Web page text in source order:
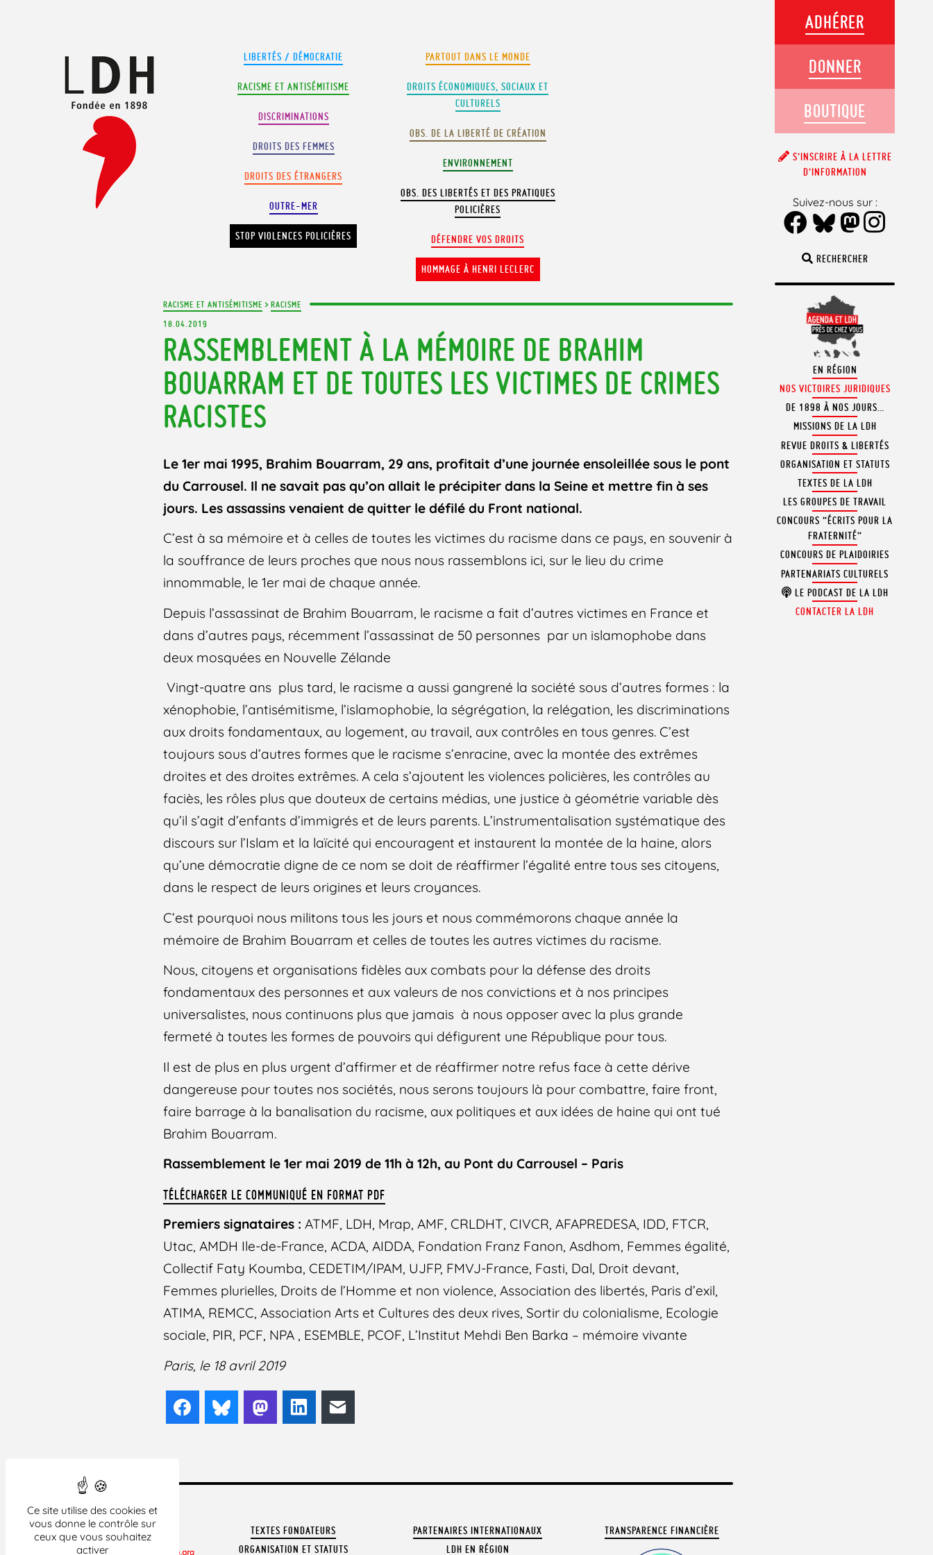
Ce site utilise des cookies et
vous donne le contrôle sur
ceux que vous souhaitez
activer
LIBERTÉS / DÉMOCRATIE
RACISME ET ANTISÉMITISME
DISCRIMINATIONS
DROITS DES FEMMES
DROITS DES ÉTRANGERS
OUTRE-MER
STOP VIOLENCES POLICIÈRES
PARTOUT DANS LE MONDE
DROITS ÉCONOMIQUES, SOCIAUX ET
CULTURELS
OBS. DE LA LIBERTÉ DE CRÉATION
ENVIRONNEMENT
OBS. DES LIBERTÉS ET DES PRATIQUES
POLICIÈRES
DÉFENDRE VOS DROITS
HOMMAGE À HENRI LECLERC
RACISME ET ANTISÉMITISME >RACISME
18.04.2019
RASSEMBLEMENT À LA MÉMOIRE DE BRAHIM
BOUARRAM ET DE TOUTES LES VICTIMES DE CRIMES
RACISTES
Le 1er mai 1995, Brahim Bouarram, 29 ans, profitait d’une journée ensoleillée sous le pont
du Carrousel. Il ne savait pas qu’on allait le précipiter dans la Seine et mettre fin à ses
jours. Les assassins venaient de quitter le défilé du Front national.
C’est à sa mémoire et à celles de toutes les victimes du racisme dans ce pays, en souvenir à
la souffrance de leurs proches que nous nous rassemblons ici, sur le lieu du crime
innommable, le 1er mai de chaque année.
Depuis l’assassinat de Brahim Bouarram, le racisme a fait d’autres victimes en France et
dans d’autres pays, récemment l’assassinat de 50 personnes par un islamophobe dans
deux mosquées en Nouvelle Zélande
Vingt-quatre ans plus tard, le racisme a aussi gangrené la société sous d’autres formes : la
xénophobie, l’antisémitisme, l’islamophobie, la ségrégation, la relégation, les discriminations
aux droits fondamentaux, au logement, au travail, aux contrôles en tous genres. C’est
toujours sous d’autres formes que le racisme s’enracine, avec la montée des extrêmes
droites et des droites extrêmes. A cela s’ajoutent les violences policières, les contrôles au
faciès, les rôles plus que douteux de certains médias, une justice à géométrie variable dès
qu’il s’agit d’enfants d’immigrés et de leurs parents. L’instrumentalisation systématique des
discours sur l’Islam et la laïcité qui encouragent et instaurent la montée de la haine, alors
qu’une démocratie digne de ce nom se doit de réaffirmer l’égalité entre tous ses citoyens,
dans le respect de leurs origines et leurs croyances.
C’est pourquoi nous militons tous les jours et nous commémorons chaque année la
mémoire de Brahim Bouarram et celles de toutes les autres victimes du racisme.
Nous, citoyens et organisations fidèles aux combats pour la défense des droits
fondamentaux des personnes et aux valeurs de nos convictions et à nos principes
universalistes, nous continuons plus que jamais à nous opposer avec la plus grande
fermeté à toutes les formes de pouvoirs qui défigurent une République pour tous.
Il est de plus en plus urgent d’affirmer et de réaffirmer notre refus face à cette dérive
dangereuse pour toutes nos sociétés, nous serons toujours là pour combattre, faire front,
faire barrage à la banalisation du racisme, aux politiques et aux idées de haine qui ont tué
Brahim Bouarram.
Rassemblement le 1er mai 2019 de 11h à 12h, au Pont du Carrousel – Paris
TÉLÉCHARGER LE COMMUNIQUÉ EN FORMAT PDF
Premiers signataires : ATMF, LDH, Mrap, AMF, CRLDHT, CIVCR, AFAPREDESA, IDD, FTCR,
Utac, AMDH Ile-de-France, ACDA, AIDDA, Fondation Franz Fanon, Asdhom, Femmes égalité,
Collectif Faty Koumba, CEDETIM/IPAM, UJFP, FMVJ-France, Fasti, Dal, Droit devant,
Femmes plurielles, Droits de l’Homme et non violence, Association des libertés, Paris d’exil,
ATIMA, REMCC, Association Arts et Cultures des deux rives, Sortir du colonialisme, Ecologie
sociale, PIR, PCF, NPA , ESEMBLE, PCOF, L’Institut Mehdi Ben Barka – mémoire vivante
Paris, le 18 avril 2019
FacebookBlueskyMastodonLinkedIn
TEXTES FONDATEURS
ORGANISATION ET STATUTS
PARTENAIRES INTERNATIONAUX
LDH EN RÉGION
TRANSPARENCE FINANCIÈRE
RECHERCHER
EN RÉGION
NOS VICTOIRES JURIDIQUES
DE 1898 À NOS JOURS…
MISSIONS DE LA LDH
REVUE DROITS & LIBERTÉS
ORGANISATION ET STATUTS
TEXTES DE LA LDH
LES GROUPES DE TRAVAIL
CONCOURS “ÉCRITS POUR LA
FRATERNITÉ”
CONCOURS DE PLAIDOIRIES
PARTENARIATS CULTURELS
LE PODCAST DE LA LDH
CONTACTER LA LDH
ADHÉRER
DONNER
BOUTIQUE
S’INSCRIRE À LA LETTRE
D’INFORMATION
Suivez-nous sur :